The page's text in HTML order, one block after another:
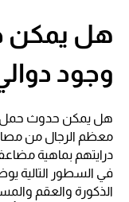
هل يمكن
وجود
هل يمكن حدوث حمل
معظم الرجال من
درايتهم بماهية
في السطور التالية
الذكورة والعقم